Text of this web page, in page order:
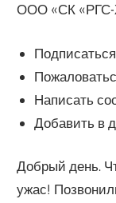
ООО «СК
Написать
Добавить в
Добрый день.
ужас!